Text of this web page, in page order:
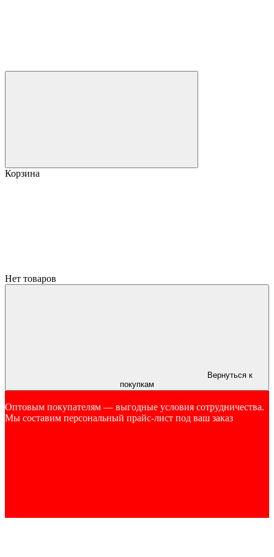
Корзина
Нет товаров
Вернуться к
покупкам
Оптовым покупателям — выгодные условия сотрудничества.
Мы составим персональный прайс-лист под ваш заказ